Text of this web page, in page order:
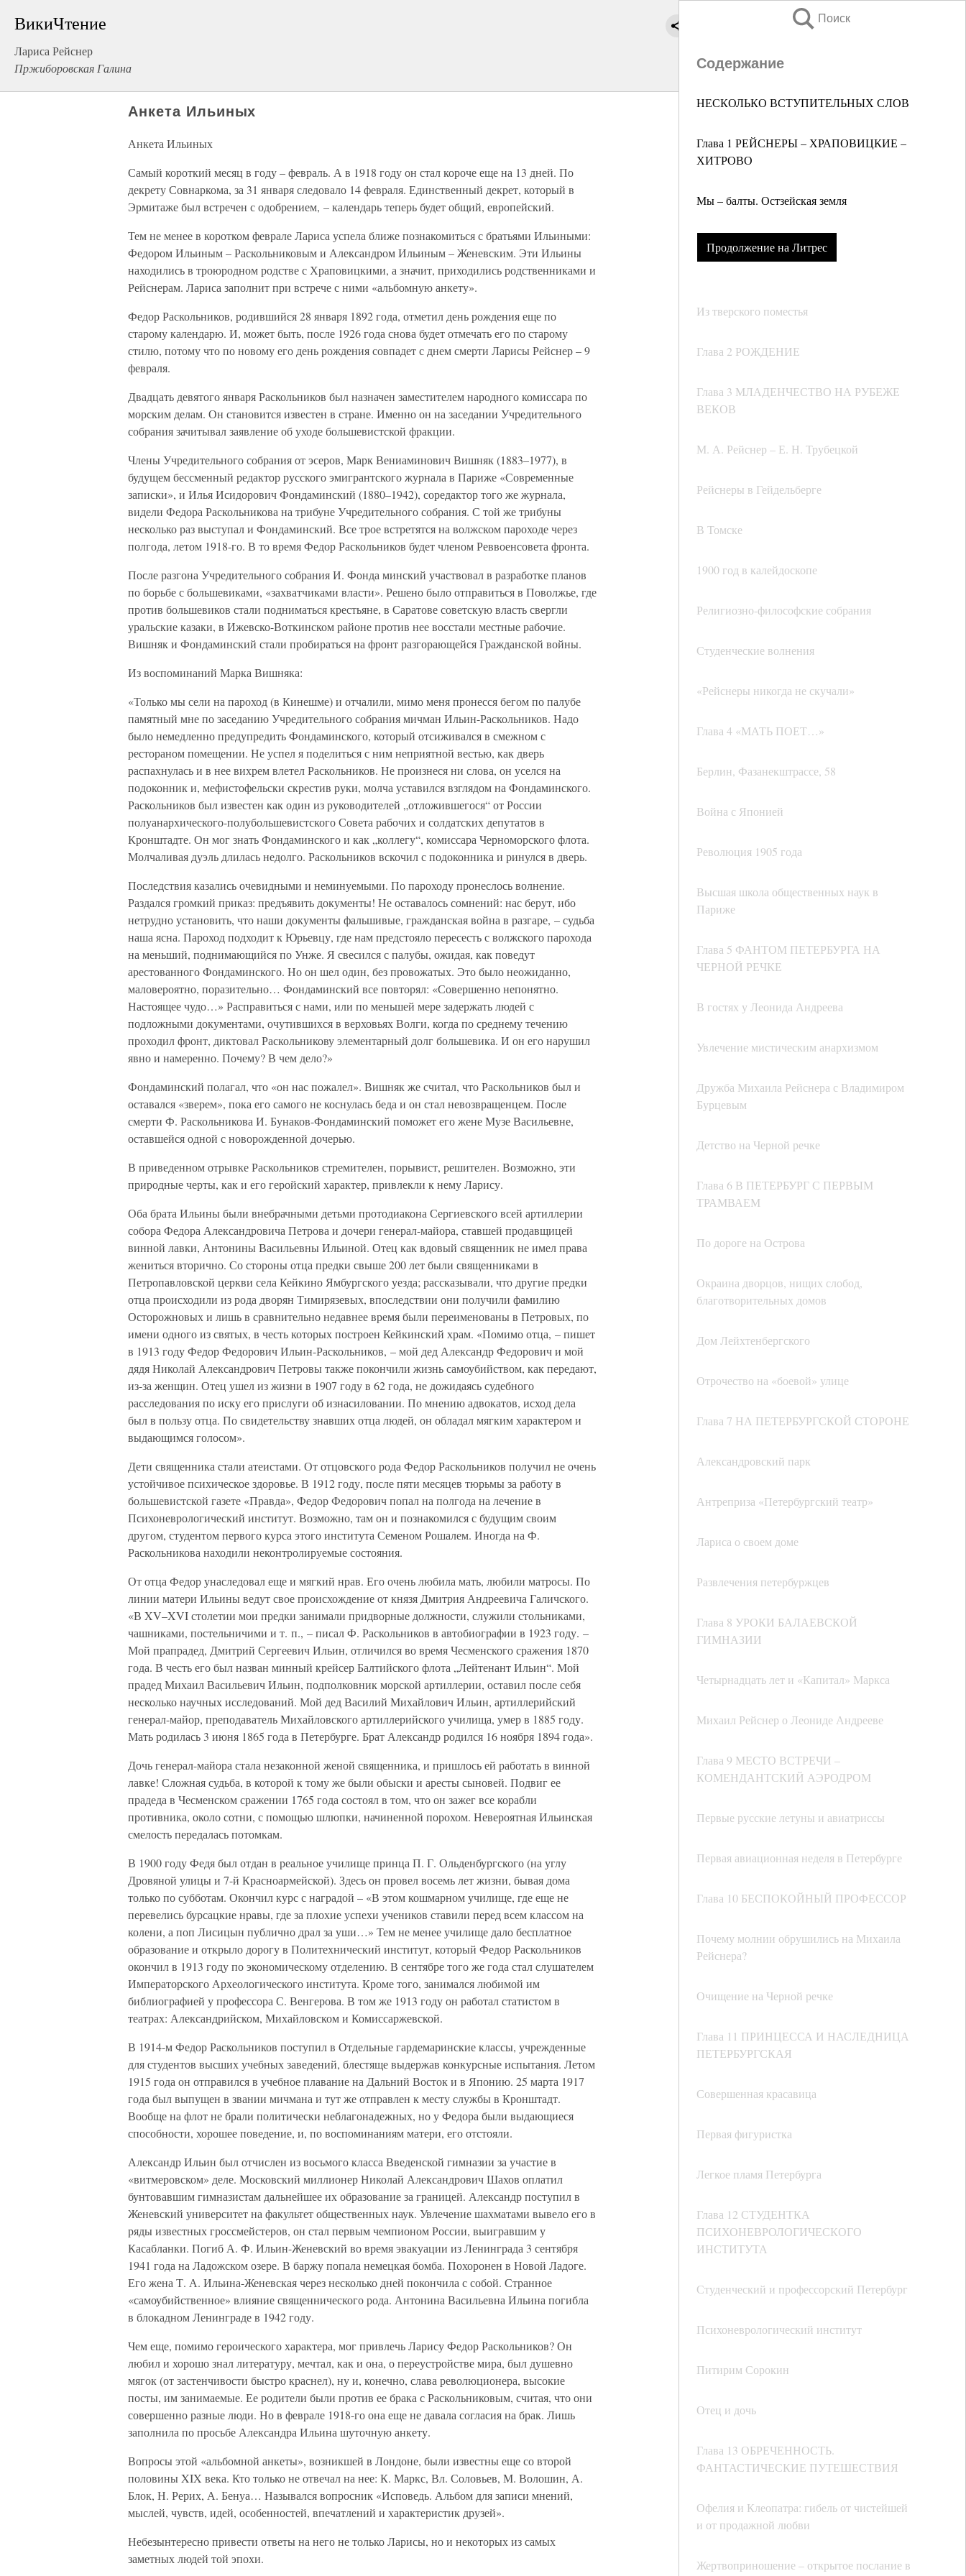
ВикиЧтение
Лариса Рейснер
Пржиборовская Галина
Поиск
Содержание
НЕСКОЛЬКО ВСТУПИТЕЛЬНЫХ СЛОВ
Глава 1 РЕЙСНЕРЫ – ХРАПОВИЦКИЕ –
ХИТРОВО
Мы – балты. Остзейская земля
Продолжение на Литрес
Из тверского поместья
Глава 2 РОЖДЕНИЕ
Глава 3 МЛАДЕНЧЕСТВО НА РУБЕЖЕ
ВЕКОВ
М. А. Рейснер – Е. Н. Трубецкой
Рейснеры в Гейдельберге
В Томске
1900 год в калейдоскопе
Религиозно-философские собрания
Студенческие волнения
«Рейснеры никогда не скучали»
Глава 4 «МАТЬ ПОЕТ…»
Берлин, Фазанекштрассе, 58
Война с Японией
Революция 1905 года
Высшая школа общественных наук в
Париже
Глава 5 ФАНТОМ ПЕТЕРБУРГА НА
ЧЕРНОЙ РЕЧКЕ
В гостях у Леонида Андреева
Увлечение мистическим анархизмом
Дружба Михаила Рейснера с Владимиром
Бурцевым
Детство на Черной речке
Глава 6 В ПЕТЕРБУРГ С ПЕРВЫМ
ТРАМВАЕМ
По дороге на Острова
Окраина дворцов, нищих слобод,
благотворительных домов
Дом Лейхтенбергского
Отрочество на «боевой» улице
Глава 7 НА ПЕТЕРБУРГСКОЙ СТОРОНЕ
Александровский парк
Антреприза «Петербургский театр»
Лариса о своем доме
Развлечения петербуржцев
Глава 8 УРОКИ БАЛАЕВСКОЙ
ГИМНАЗИИ
Четырнадцать лет и «Капитал» Маркса
Михаил Рейснер о Леониде Андрееве
Глава 9 МЕСТО ВСТРЕЧИ –
КОМЕНДАНТСКИЙ АЭРОДРОМ
Первые русские летуны и авиатриссы
Первая авиационная неделя в Петербурге
Глава 10 БЕСПОКОЙНЫЙ ПРОФЕССОР
Почему молнии обрушились на Михаила
Рейснера?
Очищение на Черной речке
Глава 11 ПРИНЦЕССА И НАСЛЕДНИЦА
ПЕТЕРБУРГСКАЯ
Совершенная красавица
Первая фигуристка
Легкое пламя Петербурга
Глава 12 СТУДЕНТКА
ПСИХОНЕВРОЛОГИЧЕСКОГО
ИНСТИТУТА
Студенческий и профессорский Петербург
Психоневрологический институт
Питирим Сорокин
Отец и дочь
Глава 13 ОБРЕЧЕННОСТЬ.
ФАНТАСТИЧЕСКИЕ ПУТЕШЕСТВИЯ
Офелия и Клеопатра: гибель от чистейшей
и от продажной любви
Жертвоприношение – открытое послание в
Анкета Ильиных
Анкета Ильиных
Самый короткий месяц в году – февраль. А в 1918 году он стал короче еще на 13 дней. По
декрету Совнаркома, за 31 января следовало 14 февраля. Единственный декрет, который в
Эрмитаже был встречен с одобрением, – календарь теперь будет общий, европейский.
Тем не менее в коротком феврале Лариса успела ближе познакомиться с братьями Ильиными:
Федором Ильиным – Раскольниковым и Александром Ильиным – Женевским. Эти Ильины
находились в троюродном родстве с Храповицкими, а значит, приходились родственниками и
Рейснерам. Лариса заполнит при встрече с ними «альбомную анкету».
Федор Раскольников, родившийся 28 января 1892 года, отметил день рождения еще по
старому календарю. И, может быть, после 1926 года снова будет отмечать его по старому
стилю, потому что по новому его день рождения совпадет с днем смерти Ларисы Рейснер – 9
февраля.
Двадцать девятого января Раскольников был назначен заместителем народного комиссара по
морским делам. Он становится известен в стране. Именно он на заседании Учредительного
собрания зачитывал заявление об уходе большевистской фракции.
Члены Учредительного собрания от эсеров, Марк Вениаминович Вишняк (1883–1977), в
будущем бессменный редактор русского эмигрантского журнала в Париже «Современные
записки», и Илья Исидорович Фондаминский (1880–1942), соредактор того же журнала,
видели Федора Раскольникова на трибуне Учредительного собрания. С той же трибуны
несколько раз выступал и Фондаминский. Все трое встретятся на волжском пароходе через
полгода, летом 1918-го. В то время Федор Раскольников будет членом Реввоенсовета фронта.
После разгона Учредительного собрания И. Фонда минский участвовал в разработке планов
по борьбе с большевиками, «захватчиками власти». Решено было отправиться в Поволжье, где
против большевиков стали подниматься крестьяне, в Саратове советскую власть свергли
уральские казаки, в Ижевско-Воткинском районе против нее восстали местные рабочие.
Вишняк и Фондаминский стали пробираться на фронт разгорающейся Гражданской войны.
Из воспоминаний Марка Вишняка:
«Только мы сели на пароход (в Кинешме) и отчалили, мимо меня пронесся бегом по палубе
памятный мне по заседанию Учредительного собрания мичман Ильин-Раскольников. Надо
было немедленно предупредить Фондаминского, который отсиживался в смежном с
рестораном помещении. Не успел я поделиться с ним неприятной вестью, как дверь
распахнулась и в нее вихрем влетел Раскольников. Не произнеся ни слова, он уселся на
подоконник и, мефистофельски скрестив руки, молча уставился взглядом на Фондаминского.
Раскольников был известен как один из руководителей „отложившегося“ от России
полуанархического-полубольшевистского Совета рабочих и солдатских депутатов в
Кронштадте. Он мог знать Фондаминского и как „коллегу“, комиссара Черноморского флота.
Молчаливая дуэль длилась недолго. Раскольников вскочил с подоконника и ринулся в дверь.
Последствия казались очевидными и неминуемыми. По пароходу пронеслось волнение.
Раздался громкий приказ: предъявить документы! Не оставалось сомнений: нас берут, ибо
нетрудно установить, что наши документы фальшивые, гражданская война в разгаре, – судьба
наша ясна. Пароход подходит к Юрьевцу, где нам предстояло пересесть с волжского парохода
на меньший, поднимающийся по Унже. Я свесился с палубы, ожидая, как поведут
арестованного Фондаминского. Но он шел один, без провожатых. Это было неожиданно,
маловероятно, поразительно… Фондаминский все повторял: «Совершенно непонятно.
Настоящее чудо…» Расправиться с нами, или по меньшей мере задержать людей с
подложными документами, очутившихся в верховьях Волги, когда по среднему течению
проходил фронт, диктовал Раскольникову элементарный долг большевика. И он его нарушил
явно и намеренно. Почему? В чем дело?»
Фондаминский полагал, что «он нас пожалел». Вишняк же считал, что Раскольников был и
оставался «зверем», пока его самого не коснулась беда и он стал невозвращенцем. После
смерти Ф. Раскольникова И. Бунаков-Фондаминский поможет его жене Музе Васильевне,
оставшейся одной с новорожденной дочерью.
В приведенном отрывке Раскольников стремителен, порывист, решителен. Возможно, эти
природные черты, как и его геройский характер, привлекли к нему Ларису.
Оба брата Ильины были внебрачными детьми протодиакона Сергиевского всей артиллерии
собора Федора Александровича Петрова и дочери генерал-майора, ставшей продавщицей
винной лавки, Антонины Васильевны Ильиной. Отец как вдовый священник не имел права
жениться вторично. Со стороны отца предки свыше 200 лет были священниками в
Петропавловской церкви села Кейкино Ямбургского уезда; рассказывали, что другие предки
отца происходили из рода дворян Тимирязевых, впоследствии они получили фамилию
Осторожновых и лишь в сравнительно недавнее время были переименованы в Петровых, по
имени одного из святых, в честь которых построен Кейкинский храм. «Помимо отца, – пишет
в 1913 году Федор Федорович Ильин-Раскольников, – мой дед Александр Федорович и мой
дядя Николай Александрович Петровы также покончили жизнь самоубийством, как передают,
из-за женщин. Отец ушел из жизни в 1907 году в 62 года, не дожидаясь судебного
расследования по иску его прислуги об изнасиловании. По мнению адвокатов, исход дела
был в пользу отца. По свидетельству знавших отца людей, он обладал мягким характером и
выдающимся голосом».
Дети священника стали атеистами. От отцовского рода Федор Раскольников получил не очень
устойчивое психическое здоровье. В 1912 году, после пяти месяцев тюрьмы за работу в
большевистской газете «Правда», Федор Федорович попал на полгода на лечение в
Психоневрологический институт. Возможно, там он и познакомился с будущим своим
другом, студентом первого курса этого института Семеном Рошалем. Иногда на Ф.
Раскольникова находили неконтролируемые состояния.
От отца Федор унаследовал еще и мягкий нрав. Его очень любила мать, любили матросы. По
линии матери Ильины ведут свое происхождение от князя Дмитрия Андреевича Галичского.
«В XV–XVI столетии мои предки занимали придворные должности, служили стольниками,
чашниками, постельничими и т. п., – писал Ф. Раскольников в автобиографии в 1923 году. –
Мой прапрадед, Дмитрий Сергеевич Ильин, отличился во время Чесменского сражения 1870
года. В честь его был назван минный крейсер Балтийского флота „Лейтенант Ильин“. Мой
прадед Михаил Васильевич Ильин, подполковник морской артиллерии, оставил после себя
несколько научных исследований. Мой дед Василий Михайлович Ильин, артиллерийский
генерал-майор, преподаватель Михайловского артиллерийского училища, умер в 1885 году.
Мать родилась 3 июня 1865 года в Петербурге. Брат Александр родился 16 ноября 1894 года».
Дочь генерал-майора стала незаконной женой священника, и пришлось ей работать в винной
лавке! Сложная судьба, в которой к тому же были обыски и аресты сыновей. Подвиг ее
прадеда в Чесменском сражении 1765 года состоял в том, что он зажег все корабли
противника, около сотни, с помощью шлюпки, начиненной порохом. Невероятная Ильинская
смелость передалась потомкам.
В 1900 году Федя был отдан в реальное училище принца П. Г. Ольденбургского (на углу
Дровяной улицы и 7-й Красноармейской). Здесь он провел восемь лет жизни, бывая дома
только по субботам. Окончил курс с наградой – «В этом кошмарном училище, где еще не
перевелись бурсацкие нравы, где за плохие успехи учеников ставили перед всем классом на
колени, а поп Лисицын публично драл за уши…» Тем не менее училище дало бесплатное
образование и открыло дорогу в Политехнический институт, который Федор Раскольников
окончил в 1913 году по экономическому отделению. В сентябре того же года стал слушателем
Императорского Археологического института. Кроме того, занимался любимой им
библиографией у профессора С. Венгерова. В том же 1913 году он работал статистом в
театрах: Александрийском, Михайловском и Комиссаржевской.
В 1914-м Федор Раскольников поступил в Отдельные гардемаринские классы, учрежденные
для студентов высших учебных заведений, блестяще выдержав конкурсные испытания. Летом
1915 года он отправился в учебное плавание на Дальний Восток и в Японию. 25 марта 1917
года был выпущен в звании мичмана и тут же отправлен к месту службы в Кронштадт.
Вообще на флот не брали политически неблагонадежных, но у Федора были выдающиеся
способности, хорошее поведение, и, по воспоминаниям матери, его отстояли.
Александр Ильин был отчислен из восьмого класса Введенской гимназии за участие в
«витмеровском» деле. Московский миллионер Николай Александрович Шахов оплатил
бунтовавшим гимназистам дальнейшее их образование за границей. Александр поступил в
Женевский университет на факультет общественных наук. Увлечение шахматами вывело его в
ряды известных гроссмейстеров, он стал первым чемпионом России, выигравшим у
Касабланки. Погиб А. Ф. Ильин-Женевский во время эвакуации из Ленинграда 3 сентября
1941 года на Ладожском озере. В баржу попала немецкая бомба. Похоронен в Новой Ладоге.
Его жена Т. А. Ильина-Женевская через несколько дней покончила с собой. Странное
«самоубийственное» влияние священнического рода. Антонина Васильевна Ильина погибла
в блокадном Ленинграде в 1942 году.
Чем еще, помимо героического характера, мог привлечь Ларису Федор Раскольников? Он
любил и хорошо знал литературу, мечтал, как и она, о переустройстве мира, был душевно
мягок (от застенчивости быстро краснел), ну и, конечно, слава революционера, высокие
посты, им занимаемые. Ее родители были против ее брака с Раскольниковым, считая, что они
совершенно разные люди. Но в феврале 1918-го она еще не давала согласия на брак. Лишь
заполнила по просьбе Александра Ильина шуточную анкету.
Вопросы этой «альбомной анкеты», возникшей в Лондоне, были известны еще со второй
половины XIX века. Кто только не отвечал на нее: К. Маркс, Вл. Соловьев, М. Волошин, А.
Блок, Н. Рерих, А. Бенуа… Назывался вопросник «Исповедь. Альбом для записи мнений,
мыслей, чувств, идей, особенностей, впечатлений и характеристик друзей».
Небезынтересно привести ответы на него не только Ларисы, но и некоторых из самых
заметных людей той эпохи.